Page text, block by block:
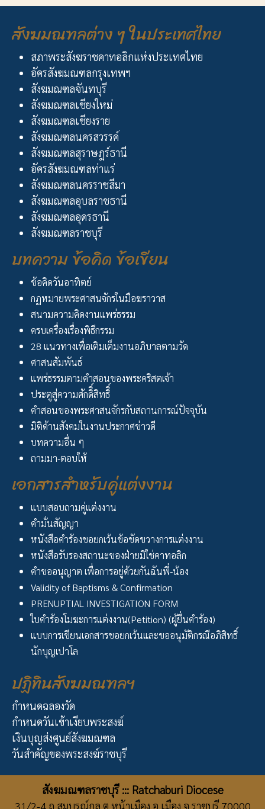
สังฆมณฑลต่าง ๆ ในประเทศไทย
สภาพระสังฆราชคาทอลิกแห่งประเทศไทย
อัครสังฆมณฑลกรุงเทพฯ
สังฆมณฑลจันทบุรี
สังฆมณฑลเชียงใหม่
สังฆมณฑลเชียงราย
สังฆมณฑลนครสวรรค์
สังฆมณฑลสุราษฎร์ธานี
อัครสังฆมณฑลท่าแร่
สังฆมณฑลนครราชสีมา
สังฆมณฑลอุบลราชธานี
สังฆมณฑลอุดรธานี
สังฆมณฑลราชบุรี
บทความ ข้อคิด ข้อเขียน
ข้อคิดวันอาทิตย์
กฏหมายพระศาสนจักรในมือฆราวาส
สนามความคิดงานแพร่ธรรม
ครบเครื่องเรื่องพิธีกรรม
28 แนวทางเพื่อเติมเต็มงานอภิบาลตามวัด
ศาสนสัมพันธ์
แพร่ธรรมตามคำสอนของพระคริสตเจ้า
ประตูสู่ความศักดิิ์สิทธิิ์
คำสอนของพระศาสนจักรกับสถานการณ์ปัจจุบัน
มิติด้านสังคมในงานประกาศข่าวดี
บทความอื่น ๆ
ถามมา-ตอบให้
เอกสารสำหรับคู่แต่งงาน
แบบสอบถามคู่แต่งงาน
คำมั่นสัญญา
หนังสือคำร้องขอยกเว้นข้อขัดขวางการแต่งงาน
หนังสือรับรองสถานะของฝ่ายมิใช่คาทอลิก
คำขออนุญาต เพื่อการอยู่ด้วยกันฉันพี่-น้อง
Validity of Baptisms & Confirmation
PRENUPTIAL INVESTIGATION FORM
ใบคำร้องโมฆะการแต่งงาน(Petition) (ผู้ยื่นคำร้อง)
แบบการเขียนเอกสารขอยกเว้นและขออนุมัติกรณีอภิสิทธิ์
นักบุญเปาโล
ปฏิทินสังฆมณฑลฯ
กำหนดฉลองวัด
กำหนดวันเข้าเงียบพระสงฆ์
เงินบุญส่งศูนย์สังฆมณฑล
วันสำคัญของพระสงฆ์ราชบุรี
สังฆมณฑลราชบุรี ::: Ratchaburi Diocese
31/2-4 ถ.สมบูรณ์กุล ต.หน้าเมือง อ.เมือง จ.ราชบุรี 70000